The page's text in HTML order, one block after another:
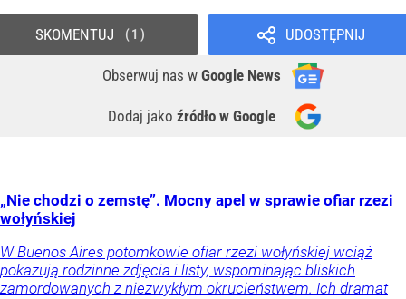
UDOSTĘPNIJ
Obserwuj nas w Google News
Dodaj jako źródło w Google
SKOMENTUJ 1
„Nie chodzi o zemstę”. Mocny apel w sprawie ofiar rzezi
wołyńskiej
W Buenos Aires potomkowie ofiar rzezi wołyńskiej wciąż
pokazują rodzinne zdjęcia i listy, wspominając bliskich
zamordowanych z niezwykłym okrucieństwem. Ich dramat